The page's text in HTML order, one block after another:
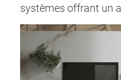
systèmes offrant un